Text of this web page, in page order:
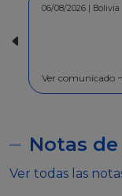
30/07/2026 | Bolivia
Ver comunicado
Notas
Ver todas las